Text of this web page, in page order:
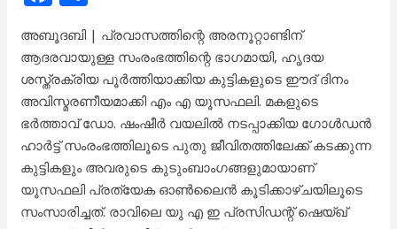
c
e
b
o
o
k
h
ar
e
അബൂദബി | പ്രവാസത്തിന്റെ അരനൂറ്റാണ്ടിന്
ആദരവായുള്ള സംരംഭത്തിന്റെ ഭാഗമായി, ഹൃദയ
ശസ്ത്രക്രിയ പൂര്‍ത്തിയാക്കിയ കുട്ടികളുടെ ഈദ് ദിനം
അവിസ്മരണീയമാക്കി എം എ യൂസഫലി. മകളുടെ
ഭര്‍ത്താവ് ഡോ. ഷംഷീര്‍ വയലില്‍ നടപ്പാക്കിയ ഗോള്‍ഡന്‍
ഹാര്‍ട്ട് സംരംഭത്തിലൂടെ പുതു ജീവിതത്തിലേക്ക് കടക്കുന്ന
കുട്ടികളും അവരുടെ കുടുംബാംഗങ്ങളുമായാണ്
യൂസഫലി പ്രത്യേക ഓണ്‍ലൈന്‍ കൂടിക്കാഴ്ചയിലൂടെ
സംസാരിച്ചത്. രാവിലെ യു എ ഇ പ്രസിഡന്റ് ഷെയ്ഖ്